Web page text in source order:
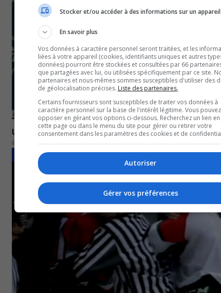
Un nouveau commissaire pour la LHJMQ
8 mars 2023
Stocker et/ou accéder à des informations sur un appareil
En savoir plus
Vos données à caractère personnel seront traitées, et les
liées à votre appareil (cookies, identifiants uniques et autres
données) pourront être stockées et consultées par 66
que partagées avec lui, ou utilisées spécifiquement par ce site.
partenaires et nous-mêmes sommes susceptibles d'utiliser des
de géolocalisation précises. Liste des partenaires.
Certains fournisseurs sont susceptibles de traiter vos données à
caractère personnel sur la base de l'intérêt légitime. Vous
opposer en gérant vos options ci-dessous. Recherchez un lien
cette page ou dans le menu du site pour gérer ou retirer votre
consentement dans les paramètres des cookies et de
Autoriser
Gérer vos préférences